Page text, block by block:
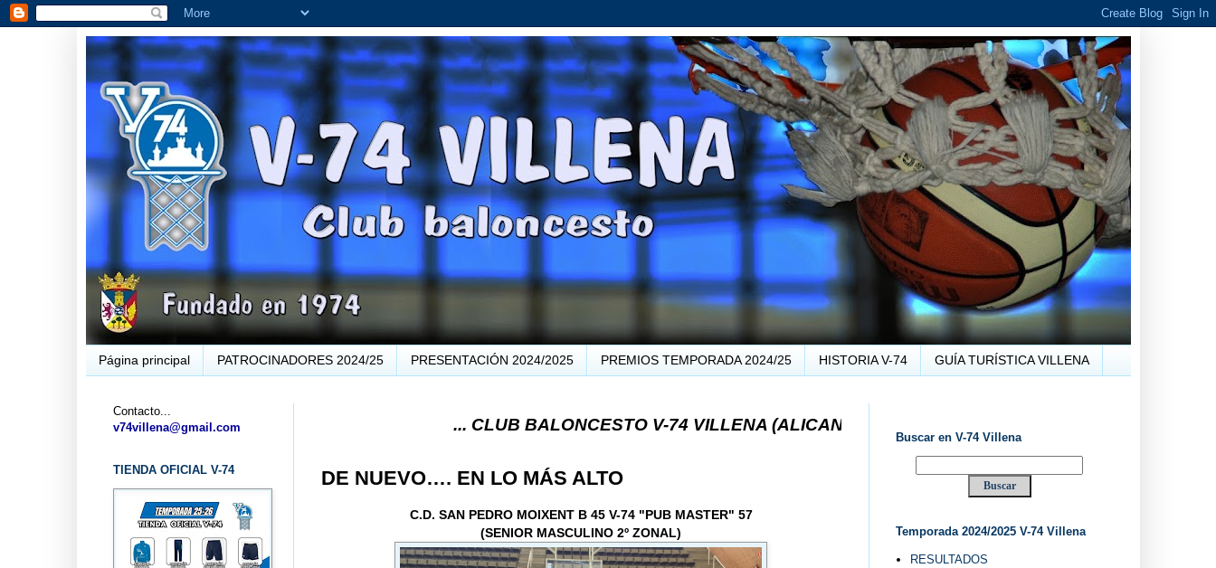
Página principal PATROCINADORES 2024/25 PRESENTACIÓN 2024/2025 PREMIOS TEMPORADA 2024/25 HISTORIA V-74 GUÍA TURÍSTICA VILLENA
... CLUB BALONCESTO V-74 VILLENA (ALICANTE) ... V-74 VILLENA DESDE 1.974 ... EL "UVE" ...
DE NUEVO…. EN LO MÁS ALTO
C.D. SAN PEDRO MOIXENT B 45 V-74 "PUB MASTER" 57
(SENIOR MASCULINO 2º ZONAL)
Contacto...
v74villena@gmail.com
TIENDA OFICIAL V-74
Buscar en V-74 Villena
Temporada 2024/2025 V-74 Villena
RESULTADOS